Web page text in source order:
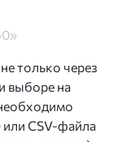
только через
выборе на
CSV-файла